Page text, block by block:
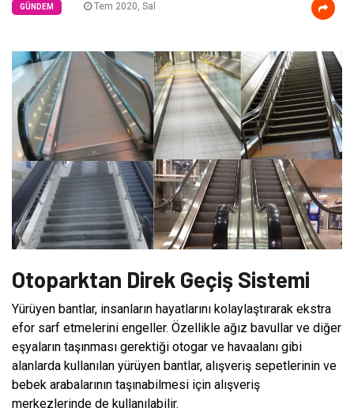
GÜNDEM Tem 2020, Sal
Otoparktan Direk Geçiş Sistemi
Yürüyen bantlar, insanların hayatlarını kolaylaştırarak ekstra
efor sarf etmelerini engeller. Özellikle ağız bavullar ve diğer
eşyaların taşınması gerektiği otogar ve havaalanı gibi
alanlarda kullanılan yürüyen bantlar, alışveriş sepetlerinin ve
bebek arabalarının taşınabilmesi için alışveriş
merkezlerinde de kullanılabilir.